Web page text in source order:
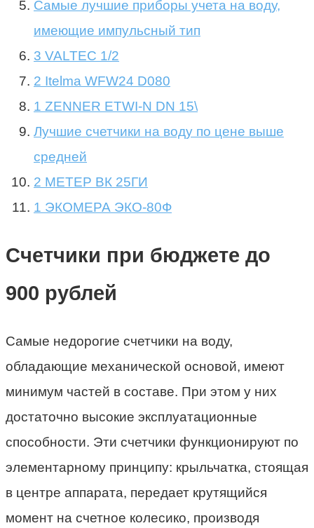
Самые лучшие приборы учета на воду,
имеющие импульсный тип
3 VALTEC 1/2
2 Itelma WFW24 D080
1 ZENNER ETWI-N DN 15\
Лучшие счетчики на воду по цене выше
средней
2 МЕТЕР ВК 25ГИ
1 ЭКОМЕРА ЭКО-80Ф
Счетчики при бюджете до
900 рублей
Самые недорогие счетчики на воду,
обладающие механической основой, имеют
минимум частей в составе. При этом у них
достаточно высокие эксплуатационные
способности. Эти счетчики функционируют по
элементарному принципу: крыльчатка, стоящая
в центре аппарата, передает крутящийся
момент на счетное колесико, производя